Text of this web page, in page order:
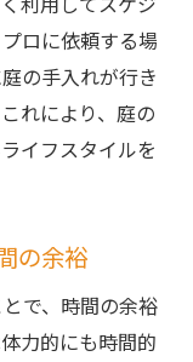
ロに依頼する場
の手入れが行き
れにより、庭の
イフスタイルを
の余裕
で、時間の余裕
力的にも時間的